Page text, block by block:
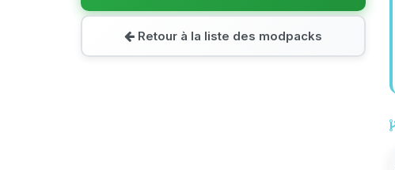
Retour à la liste des modpacks